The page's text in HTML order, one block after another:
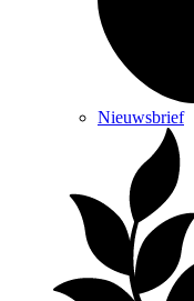
Nieuwsbrief